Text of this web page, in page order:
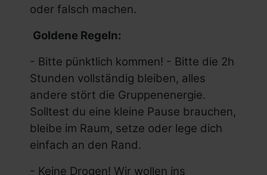
oder falsch machen.
Goldene Regeln:
- Bitte pünktlich kommen! - Bitte die 2h
Stunden vollständig bleiben, alles
andere stört die Gruppenenergie.
Solltest du eine kleine Pause brauchen,
bleibe im Raum, setze oder lege dich
einfach an den Rand.
- Keine Drogen! Wir wollen ins